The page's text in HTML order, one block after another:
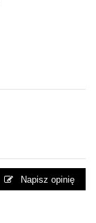
Napisz opinię